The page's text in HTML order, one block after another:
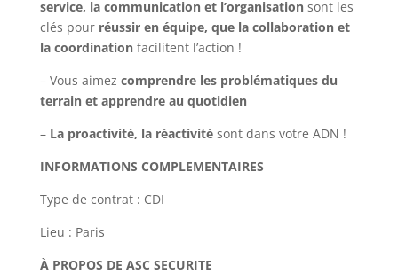
service, la communication et l’organisationsont les
clés pour réussir en équipe, que la collaboration et
la coordination facilitent l’action !
– Vous aimez comprendre les problématiques du
terrain et apprendre au quotidien
– La proactivité, la réactivité sont dans votre ADN !
INFORMATIONS COMPLEMENTAIRES
Type de contrat : CDI
Lieu : Paris
À PROPOS DE ASC SECURITE